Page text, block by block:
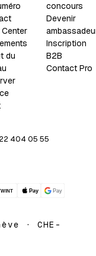
du
concours
Devenir
Inscription
B2B
Contact Pro
404 05 55
· CHE-